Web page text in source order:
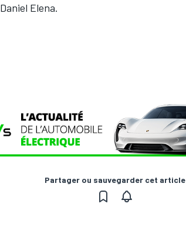
Daniel Elena.
Partager ou sauvegarder cet article